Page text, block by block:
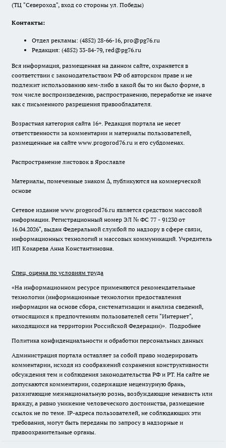
(ТЦ "Североход", вход со стороны ул. Победы)
Контакты:
Отдел рекламы: (4852) 28-66-16, pro@pg76.ru
Редакция: (4852) 33-84-79, red@pg76.ru
Вся информация, размещенная на данном сайте, охраняется в
соответствии с законодательством РФ об авторском праве и не
подлежит использованию кем-либо в какой бы то ни было форме, в
том числе воспроизведению, распространению, переработке не иначе
как с письменного разрешения правообладателя.
Возрастная категория сайта 16+. Редакция портала не несет
ответственности за комментарии и материалы пользователей,
размещенные на сайте www.progorod76.ru и его субдоменах.
Распространение листовок в Ярославле
Материалы, помеченные знаком ∆, публикуются на коммерческой
основе
Сетевое издание www.progorod76.ru является средством массовой
информации. Регистрационный номер ЭЛ № ФС 77 - 91230 от
16.04.2026", выдан Федеральной службой по надзору в сфере связи,
информационных технологий и массовых коммуникаций. Учредитель
ИП Кокарева Анна Константиновна.
Спец. оценка по условиям труда
«На информационном ресурсе применяются рекомендательные
технологии (информационные технологии предоставления
информации на основе сбора, систематизации и анализа сведений,
относящихся к предпочтениям пользователей сети "Интернет",
находящихся на территории Российской Федерации)». Подробнее
Политика конфиденциальности и обработки персональных данных
Администрация портала оставляет за собой право модерировать
комментарии, исходя из соображений сохранения конструктивности
обсуждения тем и соблюдения законодательства РФ и РТ. На сайте не
допускаются комментарии, содержащие нецензурную брань,
разжигающие межнациональную рознь, возбуждающие ненависть или
вражду, а равно унижение человеческого достоинства, размещение
ссылок не по теме. IP-адреса пользователей, не соблюдающих эти
требования, могут быть переданы по запросу в надзорные и
правоохранительные органы.